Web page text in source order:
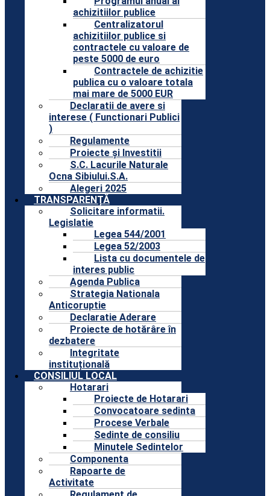
achizitiilor publice
Centralizatorul
achizitiilor publice si
contractele cu valoare de
peste 5000 de euro
Contractele de achizitie
publica cu o valoare totala
mai mare de 5000 EUR
Declaratii de avere si
interese ( Functionari Publici
)
Regulamente
Proiecte și Investitii
S.C. Lacurile Naturale
Ocna Sibiului.S.A.
Alegeri 2025
TRANSPARENȚĂ
Solicitare informatii.
Legislatie
Legea 544/2001
Legea 52/2003
Lista cu documentele de
interes public
Agenda Publica
Strategia Nationala
Anticoruptie
Declaratie Aderare
Proiecte de hotărâre în
dezbatere
Integritate
instituțională
CONSILIUL LOCAL
Hotarari
Proiecte de Hotarari
Convocatoare sedinta
Procese Verbale
Sedinte de consiliu
Minutele Sedintelor
Componenta
Rapoarte de
Activitate